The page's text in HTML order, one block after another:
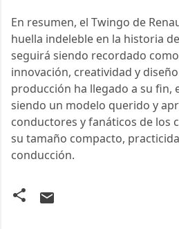
En resumen, el Twingo de
huella indeleble en la historia
seguirá siendo recordado
innovación, creatividad y
producción ha llegado a su fin,
siendo un modelo querido y
conductores y fanáticos de los
su tamaño compacto,
conducción.